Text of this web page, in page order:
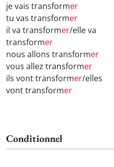
je vais transformer
tu vas transformer
il va transformer/elle va
transformer
nous allons transformer
vous allez transformer
ils vont transformer/elles
vont transformer
Conditionnel